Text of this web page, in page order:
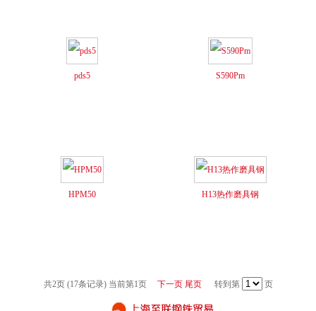
pds5 S590Pm
HPM50 H13热作磨具钢
共2页 (17条记录) 当前第1页 下一页 尾页转到第 页